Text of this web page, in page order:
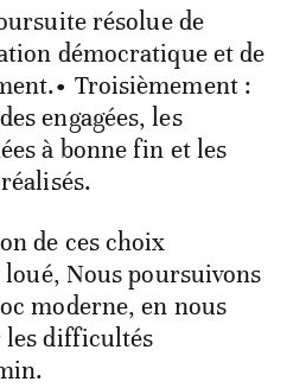
résolue de
démocratique et de
Troisièmement :
engagées, les
à bonne fin et les
de ces choix
Nous poursuivons
moderne, en nous
les difficultés